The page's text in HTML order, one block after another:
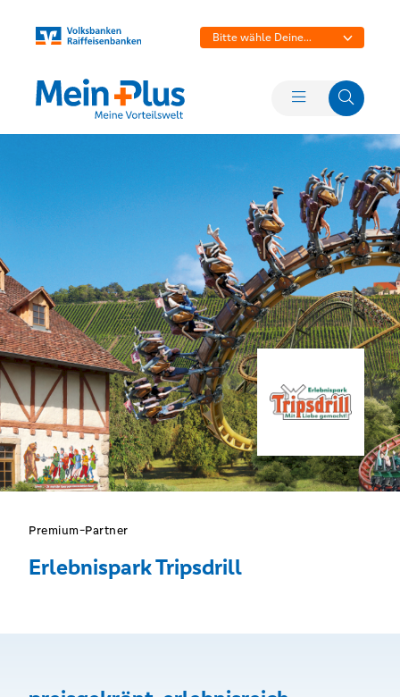
Bitte wähle Deine
Premium-Partner
Erlebnispark Tripsdrill